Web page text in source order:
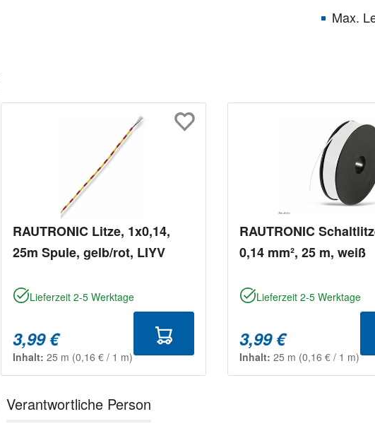
Max.
RAUTRONIC Litze, 1x0,14,
25m Spule, gelb/rot, LIYV
Lieferzeit 2-5 Werktage
3,99 €
Inhalt: 25 m (0,16 € / 1 m)
RAUTRONIC
0,14 mm², 25 m, weiß
Lieferzeit 2-5 Werktage
3,99 €
Inhalt: 25 m (0,16 € / 1 m)
Verantwortliche Person